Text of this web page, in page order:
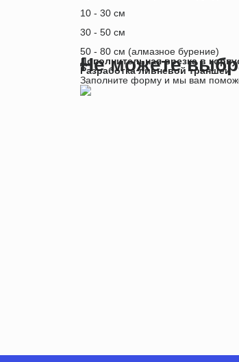
10 - 30 см
30 - 50 см
50 - 80 см (алмазное бурение)
Дополнительная врезка в
Разработка ливневой траншеи
Не можете
Заполните форму и мы вам